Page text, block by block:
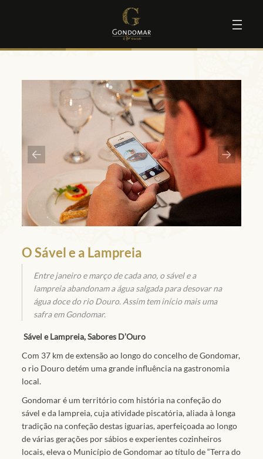
O Sável e a Lampreia
Entre janeiro e março de cada ano, o sável e a
lampreia abandonam a água salgada para desovar na
água doce do rio Douro. Assim tem início mais uma
safra em Gondomar.
Sável e Lampreia, Sabores D’Ouro
Com 37 km de extensão ao longo do concelho de Gondomar,
o rio Douro detém uma grande influência na gastronomia
local.
Gondomar é um território com história na confeção do
sável e da lampreia, cuja atividade piscatória, aliada à longa
tradição na confeção destas iguarias, aperfeiçoada ao longo
de várias gerações por sábios e experientes cozinheiros
locais, eleva o Município de Gondomar ao título de “Terra do